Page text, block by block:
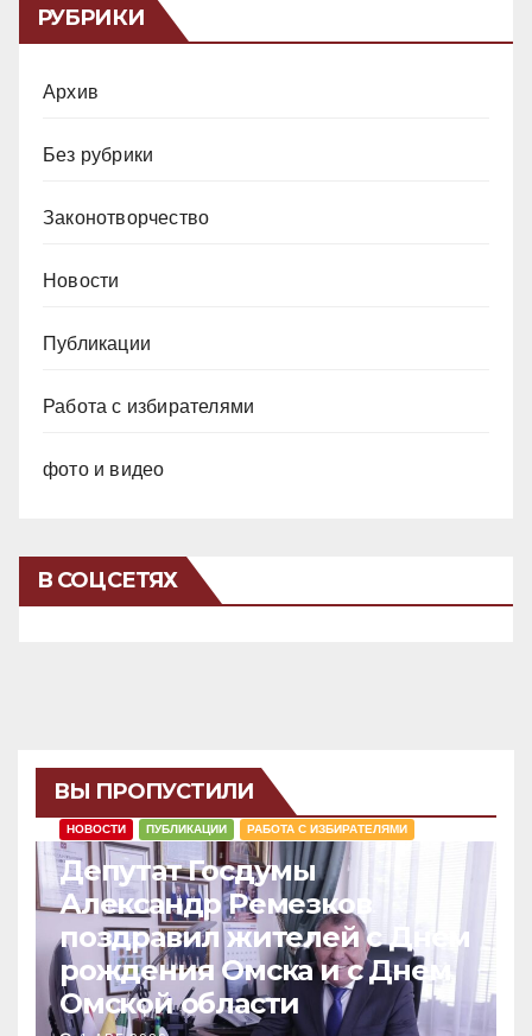
РУБРИКИ
Архив
Без рубрики
Законотворчество
Новости
Публикации
Работа с избирателями
фото и видео
В СОЦСЕТЯХ
ВЫ ПРОПУСТИЛИ
НОВОСТИ ПУБЛИКАЦИИ РАБОТА С ИЗБИРАТЕЛЯМИ
Депутат Госдумы
Александр Ремезков
поздравил жителей с Днем
рождения Омска и с Днем
Омской области